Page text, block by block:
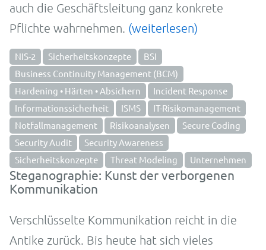
auch die Geschäftsleitung ganz konkrete
Pflichte wahrnehmen. (weiterlesen)
NIS-2 Sicherheitskonzepte
BSI
Business Continuity Management (BCM)
Hardening • Härten • Absichern
Incident Response
Informationssicherheit
ISMS
IT-Risikomanagement
Notfallmanagement
Risikoanalysen
Secure Coding
Security Audit
Security Awareness
Sicherheitskonzepte
Threat Modeling Unternehmen
Steganographie: Kunst der verborgenen
Kommunikation
Verschlüsselte Kommunikation reicht in die
Antike zurück. Bis heute hat sich vieles